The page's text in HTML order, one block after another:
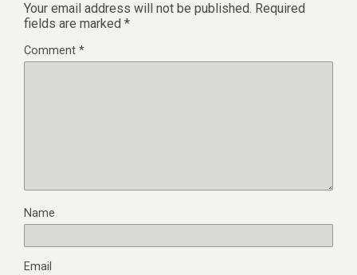
Your email address will not be published. Required
fields are marked *
Comment *
Name
Email